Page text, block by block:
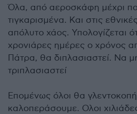
Όλα, από αεροσκάφη μέχρι
τιγκαρισμένα. Και στις
απόλυτο χάος. Υπολογίζεται
χρονιάρες ημέρες ο χρόνος
Πάτρα, θα διπλασιαστεί. Να
τριπλασιαστεί
Επομένως όλοι θα
καλοπεράσουμε. Ολοι